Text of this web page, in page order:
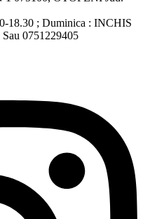
18.30 ; Duminica : INCHIS
0751229405